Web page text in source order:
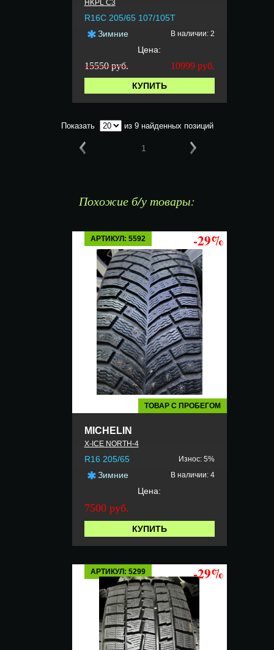
HKPL C3
R16C 205/65 107/105T
Зимние
В наличии: 2
Цена:
15550 руб. 10999 руб.
КУПИТЬ
Показать из 9 найденных позиций
1
Похожие б/у товары:
АРТИКУЛ: 5592 -29%
ТОВАР С ПРОБЕГОМ
MICHELIN
X-ICE NORTH-4
R16 205/65 Износ: 5%
Зимние В наличии: 4
Цена:
7500 руб.
КУПИТЬ
АРТИКУЛ: 5299 -29%